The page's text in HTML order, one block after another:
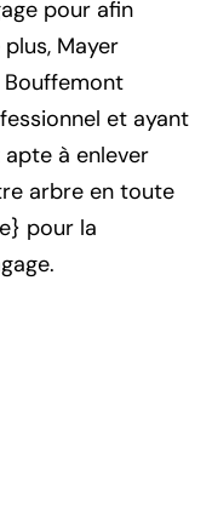
pour afin
Mayer
Bouffemont
et ayant
à enlever
arbre en toute
pour la